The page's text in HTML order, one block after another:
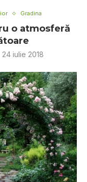
Gradina
o atmosferă
24 iulie 2018